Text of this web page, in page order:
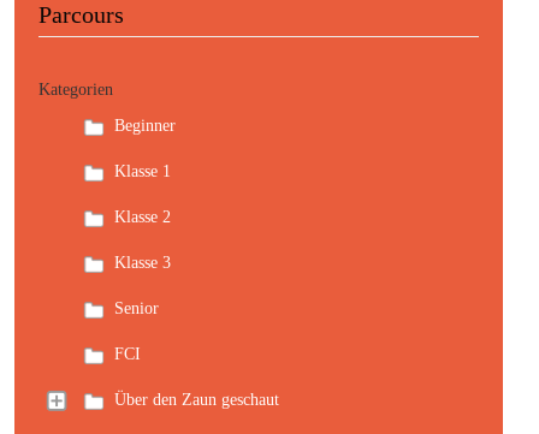
Parcours
Kategorien
Beginner
Klasse 1
Klasse 2
Klasse 3
Senior
FCI
Über den Zaun geschaut